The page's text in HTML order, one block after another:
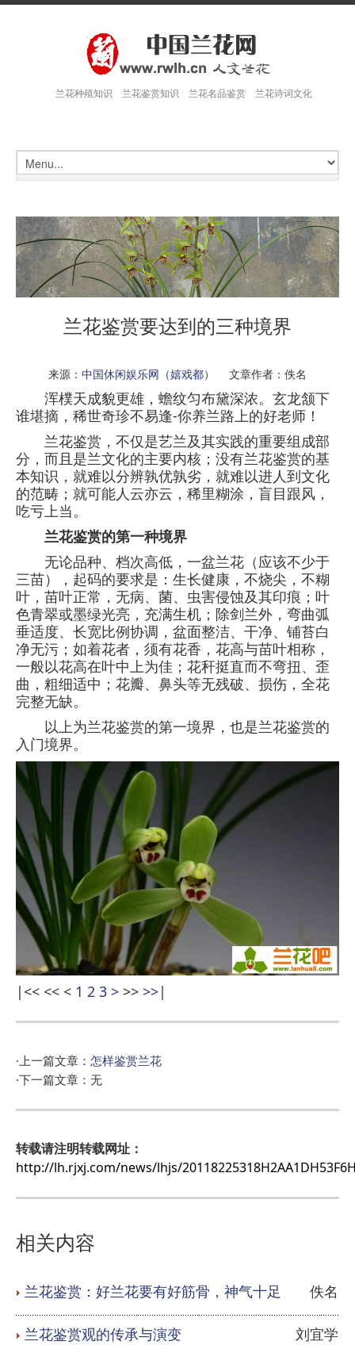
兰花种殖知识 兰花鉴赏知识 兰花名品鉴赏 兰花诗词文化
兰花鉴赏要达到的三种境界
来源： 中国休闲娱乐网（嬉戏都） 文章作者：佚名
浑樸天成貌更雄，蟾纹匀布黛深浓。玄龙颔下
谁堪摘，稀世奇珍不易逢-你养兰路上的好老师！
兰花鉴赏，不仅是艺兰及其实践的重要组成部
分，而且是兰文化的主要内核；没有兰花鉴赏的基
本知识，就难以分辨孰优孰劣，就难以进人到文化
的范畴；就可能人云亦云，稀里糊涂，盲目跟风，
吃亏上当。
兰花鉴赏的第一种境界
无论品种、档次高低，一盆兰花（应该不少于
三苗），起码的要求是：生长健康，不烧尖，不糊
叶，苗叶正常，无病、菌、虫害侵蚀及其印痕；叶
色青翠或墨绿光亮，充满生机；除剑兰外，弯曲弧
垂适度、长宽比例协调，盆面整洁、干净、铺苔白
净无污；如着花者，须有花香，花高与苗叶相称，
一般以花高在叶中上为佳；花秆挺直而不弯扭、歪
曲，粗细适中；花瓣、鼻头等无残破、损伤，全花
完整无缺。
以上为兰花鉴赏的第一境界，也是兰花鉴赏的
入门境界。
|<< << < 1 2 3 > >> >>|
·上一篇文章： 怎样鉴赏兰花
·下一篇文章：无
转载请注明转载网址：
http://lh.rjxj.com/news/lhjs/
相关内容
兰花鉴赏：好兰花要有好筋骨，神气十足 佚名
兰花鉴赏观的传承与演变 刘宜学